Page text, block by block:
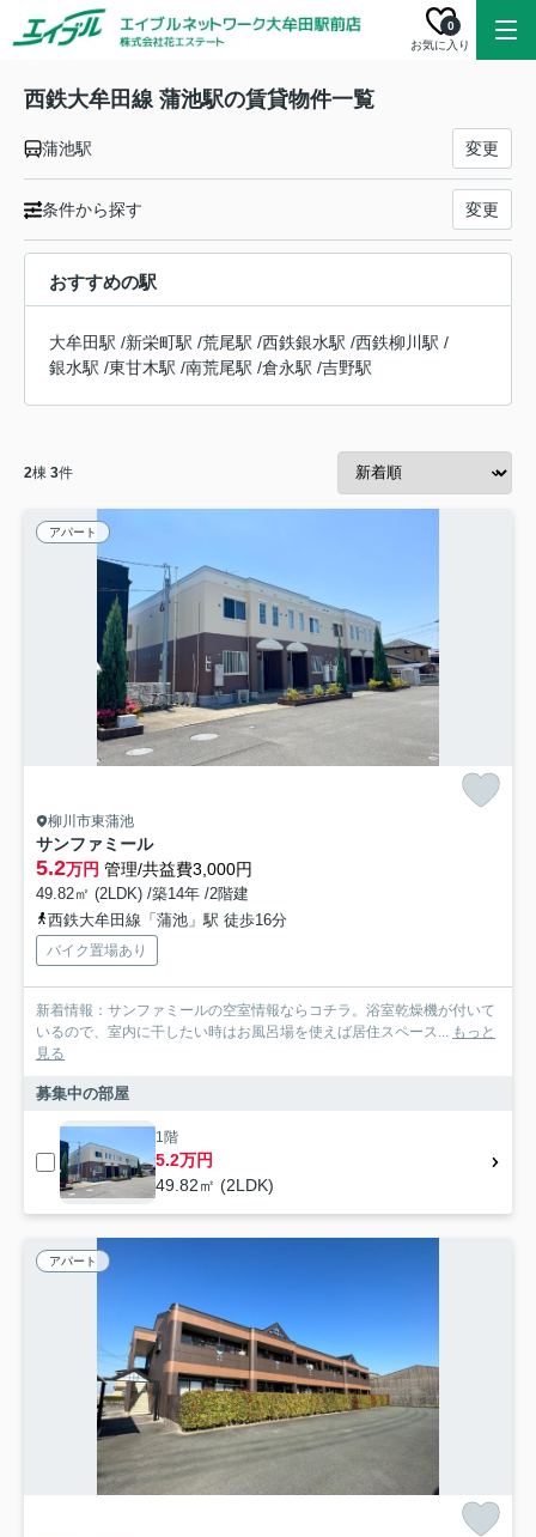
お気に入り
0
西鉄大牟田線 蒲池駅の賃貸物件一覧
蒲池駅 変更
条件から探す 変更
おすすめの駅
大牟田駅 /新栄町駅 /荒尾駅 /西鉄銀水駅 /西鉄柳川駅 /
銀水駅 /東甘木駅 /南荒尾駅 /倉永駅 /吉野駅
2棟 3件
アパート
柳川市東蒲池
サンファミール
5.2万円 管理/共益費3,000円
49.82㎡ (2LDK) /築14年 /2階建
西鉄大牟田線「蒲池」駅 徒歩16分
バイク置場あり
新着情報：サンファミールの空室情報ならコチラ。浴室乾燥機が付いて
いるので、室内に干したい時はお風呂場を使えば居住スペース... もっと
見る
募集中の部屋
1階
5.2万円
49.82㎡ (2LDK)
アパート